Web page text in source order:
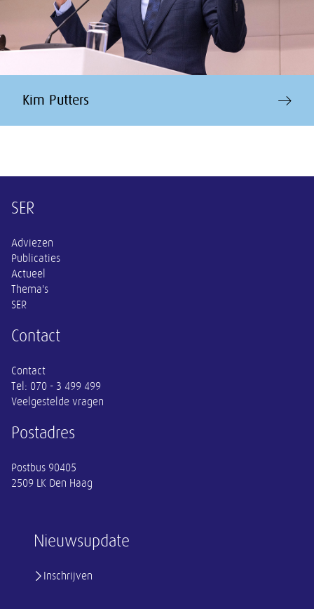
Kim Putters
Overige informatie
Nieuwsupdate
Inschrijven
SER
Adviezen
Publicaties
Actueel
Thema's
SER
Contact
Contact
Tel: 070 - 3 499 499
Veelgestelde vragen
Postadres
Postbus 90405
2509 LK Den Haag